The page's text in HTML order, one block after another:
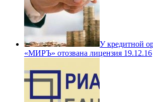
У кредитной
«МИРЪ» отозвана лицензия 19.12.16